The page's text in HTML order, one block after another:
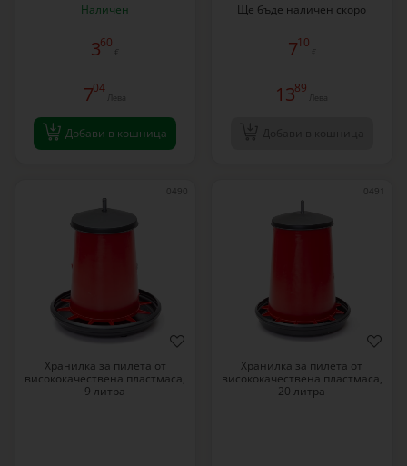
Наличен
360
€
704
Лева
Добави в кошница
Ще бъде наличен скоро
710
€
1389
Лева
0490
Хранилка за пилета от
висококачествена пластмаса,
9 литра
0491
Хранилка за пилета от
висококачествена пластмаса,
20 литра